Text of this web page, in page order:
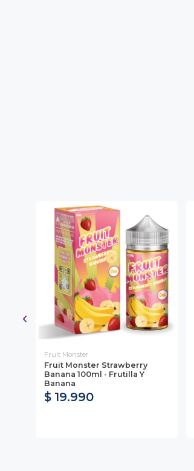
Fruit Monster
Fruit Monster Strawberry
Banana 100ml - Frutilla Y
Banana
$ 19.990